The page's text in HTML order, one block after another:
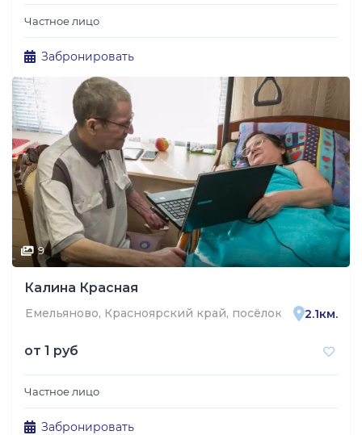
Частное лицо
Забронировать
9
Калина Красная
Емельяново, Красноярский край, посёлок 2.1км.
от 1 руб
Частное лицо
Забронировать